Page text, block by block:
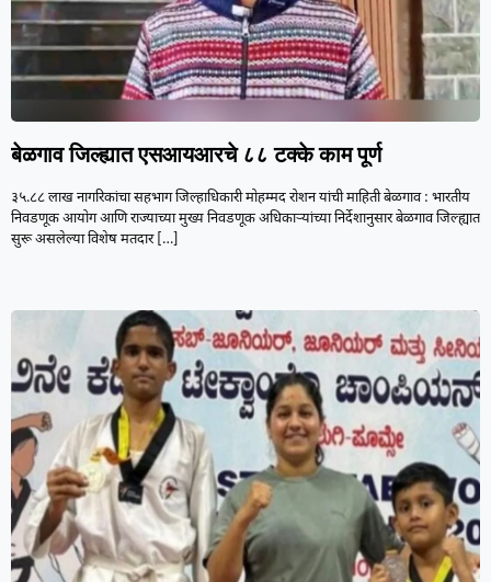
बेळगाव जिल्ह्यात एसआयआरचे ८८ टक्के काम पूर्ण
३५.८८ लाख नागरिकांचा सहभाग जिल्हाधिकारी मोहम्मद रोशन यांची माहिती बेळगाव : भारतीय
निवडणूक आयोग आणि राज्याच्या मुख्य निवडणूक अधिकाऱ्यांच्या निर्देशानुसार बेळगाव जिल्ह्यात
सुरू असलेल्या विशेष मतदार[…]